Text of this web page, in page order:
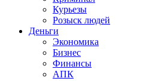
Курьезы
Розыск людей
Деньги
Экономика
Бизнес
Финансы
АПК